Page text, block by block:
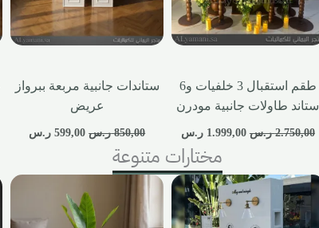
طقم استقبال 3 خلفيات و6
ستاند طاولات جانبية مودرن
2.750,00 ر.س 1.999,00 ر.س
ستاندات جانبية مربعة ببرواز
عريض
850,00 ر.س 599,00 ر.س
مختارات متنوعة